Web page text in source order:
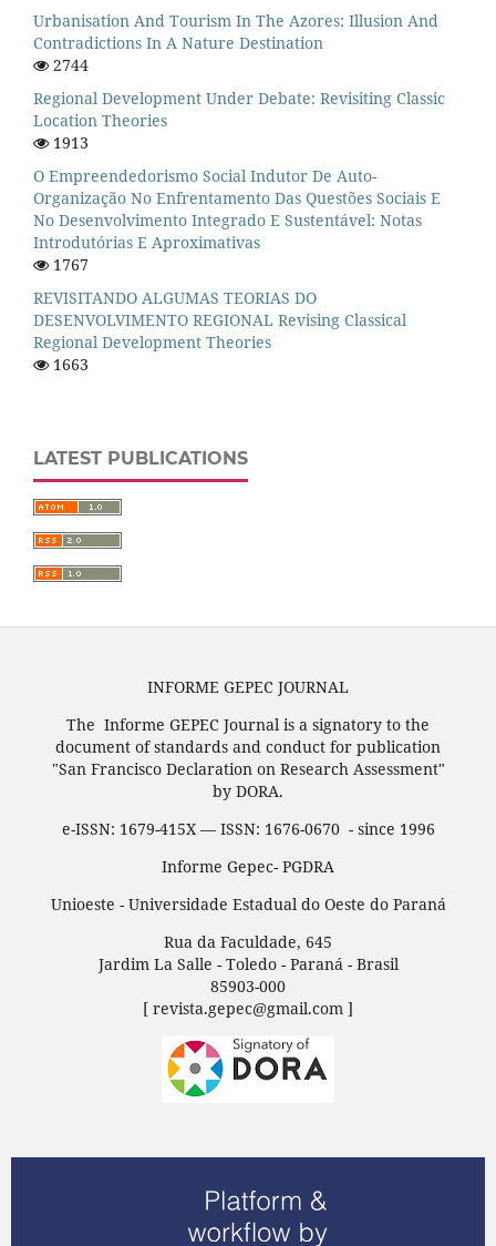
Urbanisation And Tourism In The Azores: Illusion And
Contradictions In A Nature Destination
2744
Regional Development Under Debate: Revisiting Classic
Location Theories
1913
O Empreendedorismo Social Indutor De Auto-
Organização No Enfrentamento Das Questões Sociais E
No Desenvolvimento Integrado E Sustentável: Notas
Introdutórias E Aproximativas
1767
REVISITANDO ALGUMAS TEORIAS DO
DESENVOLVIMENTO REGIONAL Revising Classical
Regional Development Theories
1663
LATEST PUBLICATIONS
INFORME GEPEC JOURNAL
The Informe GEPEC Journal is a signatory to the
document of standards and conduct for publication
"San Francisco Declaration on Research Assessment"
by DORA.
e-ISSN: 1679-415X — ISSN: 1676-0670 - since 1996
Informe Gepec- PGDRA
Unioeste - Universidade Estadual do Oeste do Paraná
Rua da Faculdade, 645
Jardim La Salle - Toledo - Paraná - Brasil
85903-000
[ revista.gepec@gmail.com ]